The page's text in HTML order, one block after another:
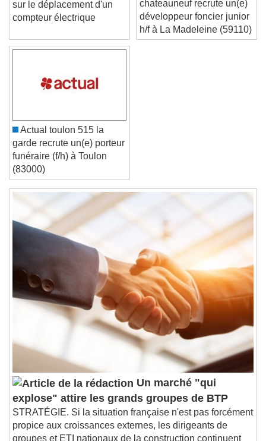
Font Size
Text Edge Style
Font Family
Reset
Done
Close Modal Dialog
End of dialog window.
sur le déplacement d'un
chateauneuf recrute un(e)
développeur foncier junior
h/f à La Madeleine (59110)
Actual toulon 515 la
garde recrute un(e) porteur
funéraire (f/h) à Toulon
(83000)
Un marché "qui
explose" attire les grands groupes de BTP
STRATÉGIE. Si la situation française n'est pas forcément
propice aux croissances externes, les dirigeants de